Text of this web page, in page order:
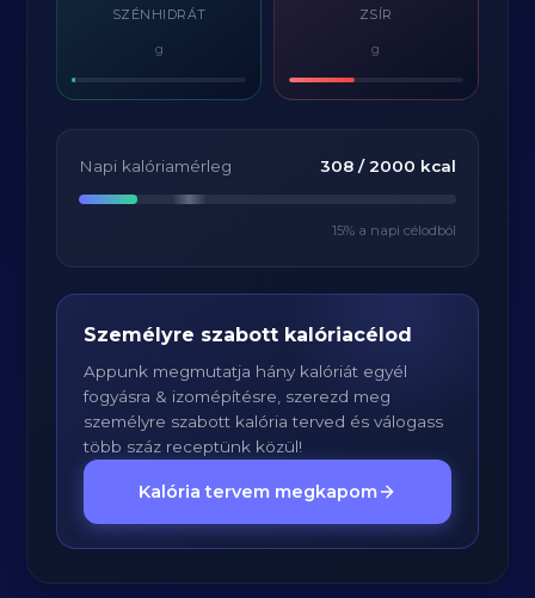
SZÉNHIDRÁT
g
ZSÍR
g
Napi kalóriamérleg 308/ 2000 kcal
15% a napi célodból
Személyre szabott kalóriacélod
Appunk megmutatja hány kalóriát egyél
fogyásra & izomépítésre, szerezd meg
személyre szabott kalória terved és válogass
több száz receptünk közül!
Kalória tervem megkapom